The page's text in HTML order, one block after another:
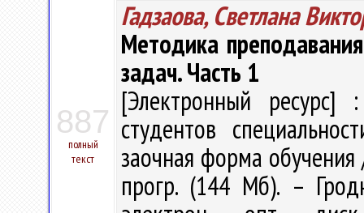
887
полный
текст
Гадзаова, Светлана
Методика
задач. Часть 1
[Электронный ресурс]
студентов
заочная форма обучения
прогр. (144 Мб). –